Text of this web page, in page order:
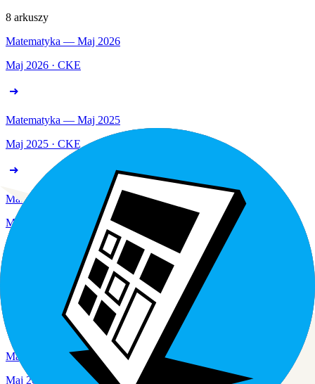
8 arkuszy
Matematyka — Maj 2026
Maj 2026 · CKE
Matematyka — Maj 2025
Maj 2025 · CKE
Matematyka — Maj 2024
Maj 2024 · CKE
Matematyka — Maj 2023
Maj 2023 · CKE
Matematyka — Maj 2022
Maj 2022 · CKE